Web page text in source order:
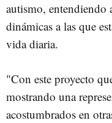
autismo, entendiendo
dinámicas a las que
vida diaria.
"Con este proyecto
mostrando una
acostumbrados en